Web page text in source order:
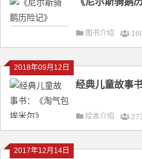
图书介绍
2018年09月12日
经典儿童故事
绘本介绍
2017年12月14日